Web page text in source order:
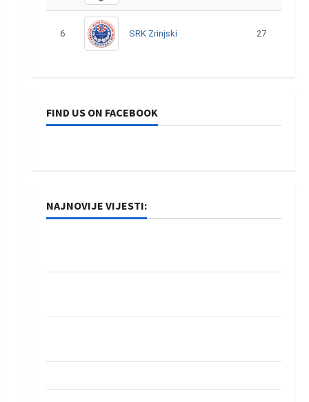
6 SRK Zrinjski 27
FIND US ON FACEBOOK
NAJNOVIJE VIJESTI: